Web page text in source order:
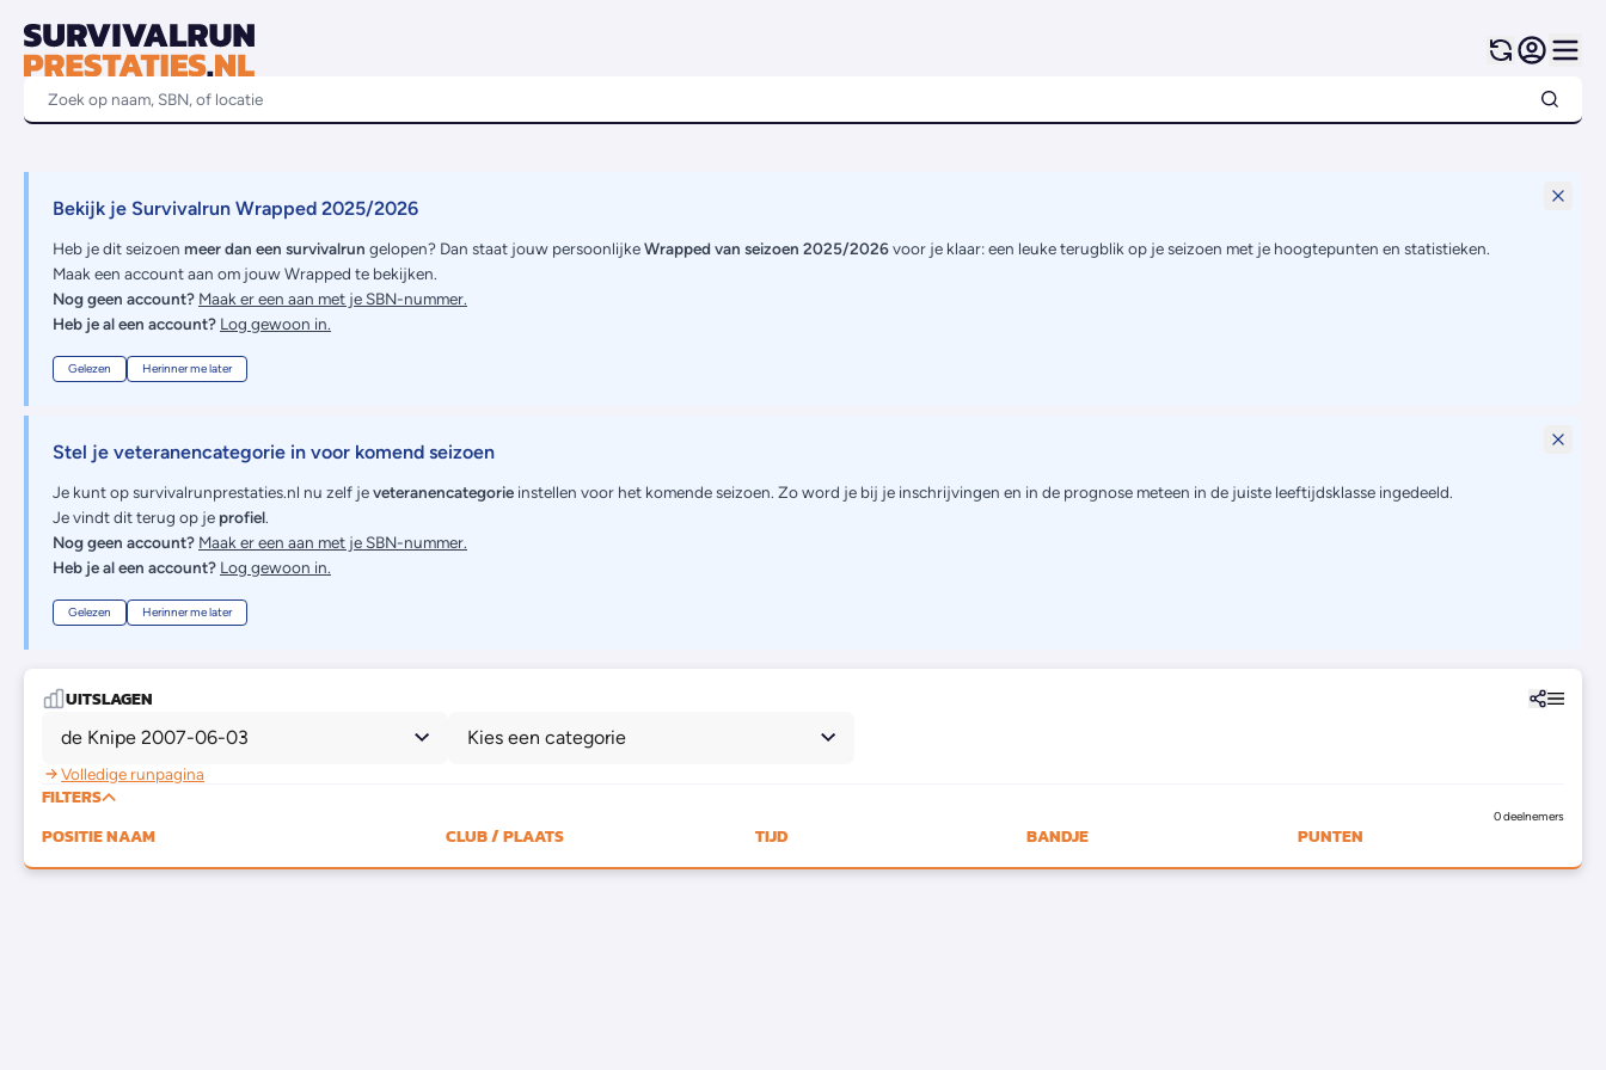
Bekijk je Survivalrun Wrapped 2025/2026
Heb je dit seizoen meer dan een survivalrun gelopen? Dan staat jouw persoonlijkeWrapped van seizoen 2025/2026voor je klaar: een leuke terugblik op je seizoen met je hoogtepunten en statistieken.
Maak een account aan om jouw Wrapped te bekijken.
Nog geen account? Maak er een aan met je SBN-nummer.
Heb je al een account? Log gewoon in.
Gelezen Herinner me later
Stel je veteranencategorie in voor komend seizoen
Je kunt op survivalrunprestaties.nl nu zelf jeveteranencategorie instellen voor het komende seizoen. Zo word je bij je inschrijvingen en in de prognose meteen in de juiste leeftijdsklasse ingedeeld.
Je vindt dit terug op je profiel.
Nog geen account? Maak er een aan met je SBN-nummer.
Heb je al een account? Log gewoon in.
Gelezen Herinner me later
UITSLAGEN
de Knipe 2007-06-03 Kies een categorie
Volledige runpagina
FILTERS
0 deelnemers
POSITIENAAM CLUB / PLAATS TIJD BANDJE PUNTEN